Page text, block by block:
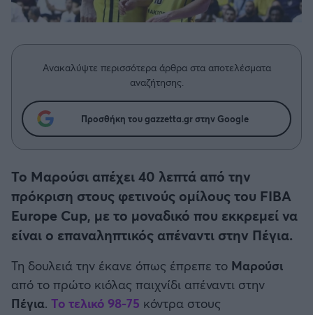
Δημήτρης Τσορμπατζόγλου
Άρης
Βόλος
Ατρόμητος Αθηνών
Κηφισιά
Αστέρας Τρίπολης
Παναιτωλικός
Συνεντεύξεις
Μια Ιστορία από την Πόλη
Μπάσκετ: Τουρκία
Κύπελλο Ελλάδας Μπάσκετ
Μπάσκετ: Γερμανία
Μπάσκετ: Ιταλία
ABA LIGA
Μπάσκετ: Ισραήλ
Μπάσκετ: Λιθουανία
Ανακαλύψτε περισσότερα άρθρα στα αποτελέσματα
αναζήτησης.
Προσθήκη του gazzetta.gr στην Google
Το Μαρούσι απέχει 40 λεπτά από την
πρόκριση στους φετινούς ομίλους του FIBA
Europe Cup, με το μοναδικό που εκκρεμεί να
είναι ο επαναληπτικός απέναντι στην Πέγια.
Τη δουλειά την έκανε όπως έπρεπε το Μαρούσι
από το πρώτο κιόλας παιχνίδι απέναντι στην
Πέγια. Το τελικό 98-75 κόντρα στους